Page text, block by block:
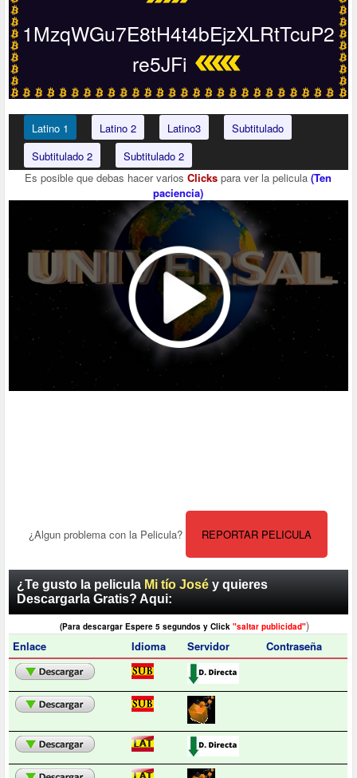
1MzqWGu7E8tH4t4bEjzXLRtTcuP2
re5JFi
Latino 1 Latino 2 Latino3
Subtitulado
Subtitulado 2
Subtitulado 2
Es posible que debas hacer variosClicks para ver la pelicula(Ten
paciencia)
¿Algun problema con la Pelicula? REPORTAR PELICULA
¿Te gusto la pelicula Mi tío José y quieres
Descargarla Gratis? Aqui:
(Para descargar Espere 5 segundos y Click "saltar publicidad")
Enlace
Idioma Servidor Contraseña